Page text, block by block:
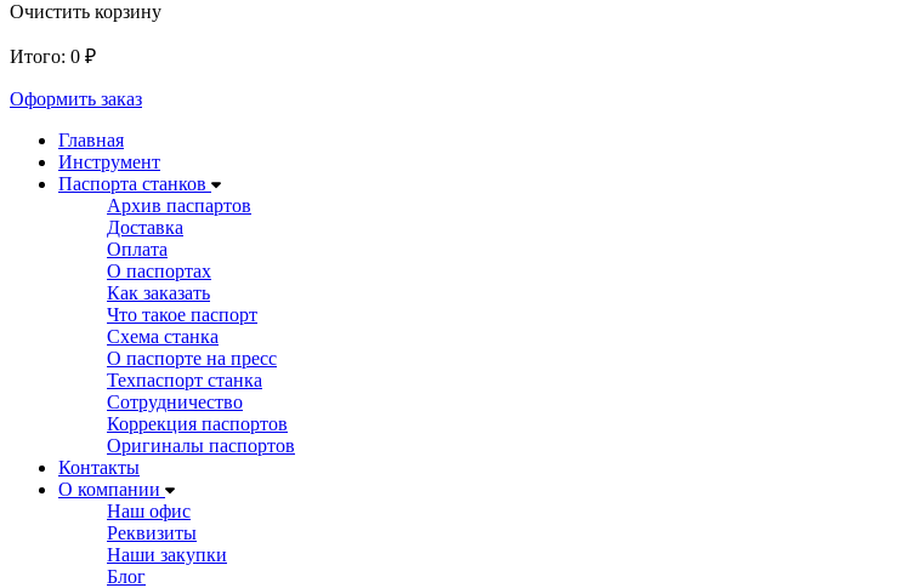
Очистить корзину
Итого: 0 ₽
Оформить заказ
Главная
Инструмент
Паспорта станков
Архив паспартов
Доставка
Оплата
О паспортах
Как заказать
Что такое паспорт
Схема станка
О паспорте на пресс
Техпаспорт станка
Сотрудничество
Коррекция паспортов
Оригиналы паспортов
Контакты
О компании
Наш офис
Реквизиты
Наши закупки
Блог